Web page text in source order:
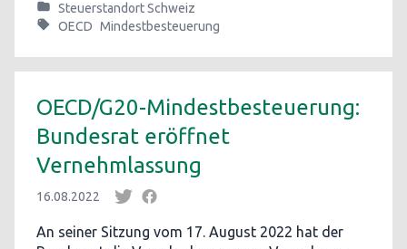
Steuerstandort Schweiz
OECD Mindestbesteuerung
OECD/G20-Mindestbesteuerung:
Bundesrat eröffnet
Vernehmlassung
16.08.2022
An seiner Sitzung vom 17. August 2022 hat der